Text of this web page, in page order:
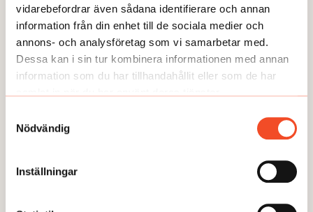
vidarebefordrar även sådana identifierare och annan
information från din enhet till de sociala medier och
annons- och analysföretag som vi samarbetar med.
Dessa kan i sin tur kombinera informationen med annan
information som du har tillhandahållit eller som de har
Nödvändig
Inställningar
Prisas för sitt arbetsmiljöarbete
Publicerad:2026-06-03